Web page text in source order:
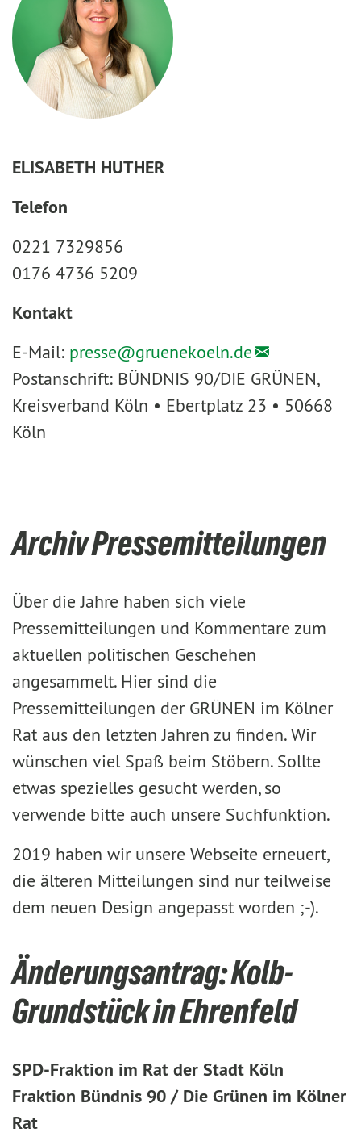
ELISABETH HUTHER
Telefon
0221 7329856
0176 4736 5209
Kontakt
E-Mail: presse@gruenekoeln.de
Postanschrift: BÜNDNIS 90/DIE GRÜNEN,
Kreisverband Köln • Ebertplatz 23 • 50668
Köln
Archiv Pressemitteilungen
Über die Jahre haben sich viele
Pressemitteilungen und Kommentare zum
aktuellen politischen Geschehen
angesammelt. Hier sind die
Pressemitteilungen der GRÜNEN im Kölner
Rat aus den letzten Jahren zu finden. Wir
wünschen viel Spaß beim Stöbern. Sollte
etwas spezielles gesucht werden, so
verwende bitte auch unsere Suchfunktion.
2019 haben wir unsere Webseite erneuert,
die älteren Mitteilungen sind nur teilweise
dem neuen Design angepasst worden ;-).
Änderungsantrag: Kolb-
Grundstück in Ehrenfeld
SPD-Fraktion im Rat der Stadt Köln
Fraktion Bündnis 90 / Die Grünen im Kölner
Rat